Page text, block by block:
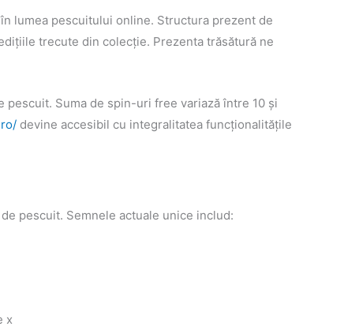
lumea pescuitului online. Structura prezent de
trecute din colecție. Prezenta trăsătură ne
Suma de spin-uri free variază între 10 și
devine accesibil cu integralitatea funcționalitățile
pescuit. Semnele actuale unice includ:
x